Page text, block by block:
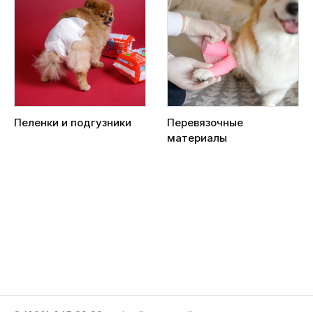
Пеленки и подгузники
Перевязочные
материалы